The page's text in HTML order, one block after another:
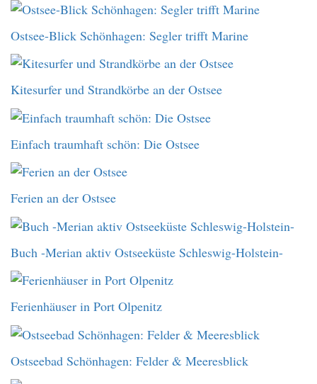
Ostsee-Blick Schönhagen: Segler trifft Marine
Kitesurfer und Strandkörbe an der Ostsee
Einfach traumhaft schön: Die Ostsee
Ferien an der Ostsee
Buch -Merian aktiv Ostseeküste Schleswig-Holstein-
Ferienhäuser in Port Olpenitz
Ostseebad Schönhagen: Felder & Meeresblick